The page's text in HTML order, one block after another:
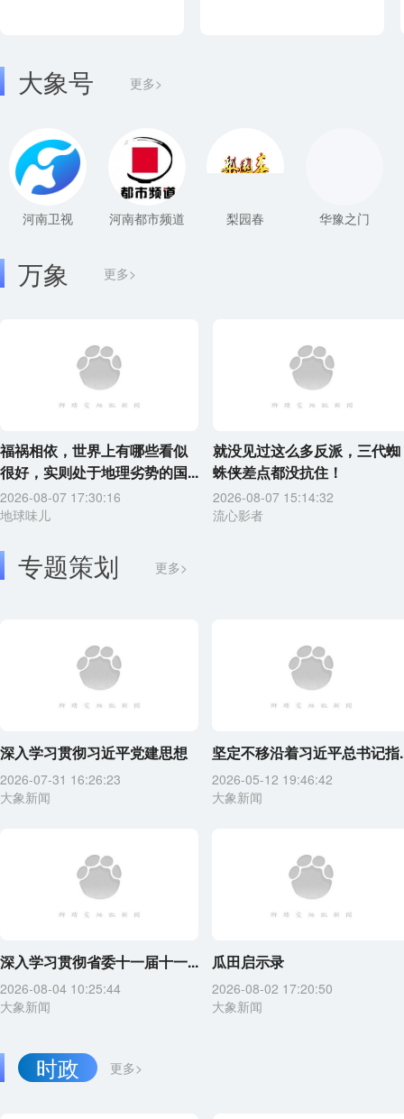
大象号 更多>
河南卫视 河南都市频道 梨园春 华豫之门
更多>
万象
福祸相依，世界上有哪些看似
很好，实则处于地理劣势的国...
2026-08-07 17:30:16
地球味儿
就没见过这么多反派，三代蜘
蛛侠差点都没抗住！
2026-08-07 15:14:32
流心影者
专题策划 更多>
深入学习贯彻习近平党建思想
2026-07-31 16:26:23
大象新闻
坚定不移沿着习近平总书记指
2026-05-12 19:46:42
大象新闻
深入学习贯彻省委十一届十一...
2026-08-04 10:25:44
大象新闻
瓜田启示录
2026-08-02 17:20:50
大象新闻
更多>
时政